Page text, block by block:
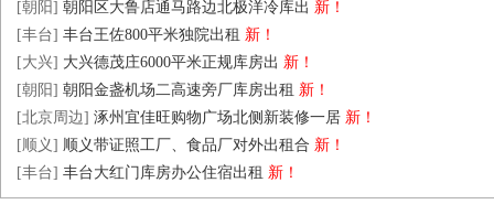
[朝阳] 朝阳区大鲁店通马路边北极洋冷库出 新！
[丰台] 丰台王佐800平米独院出租 新！
[大兴] 大兴德茂庄6000平米正规库房出 新！
[朝阳] 朝阳金盏机场二高速旁厂库房出租 新！
[北京周边] 涿州宜佳旺购物广场北侧新装修一居 新！
[顺义] 顺义带证照工厂、食品厂对外出租合 新！
[丰台] 丰台大红门库房办公住宿出租 新！